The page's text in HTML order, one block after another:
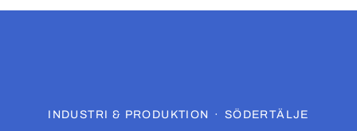
INDUSTRI & PRODUKTION · SÖDERTÄLJE